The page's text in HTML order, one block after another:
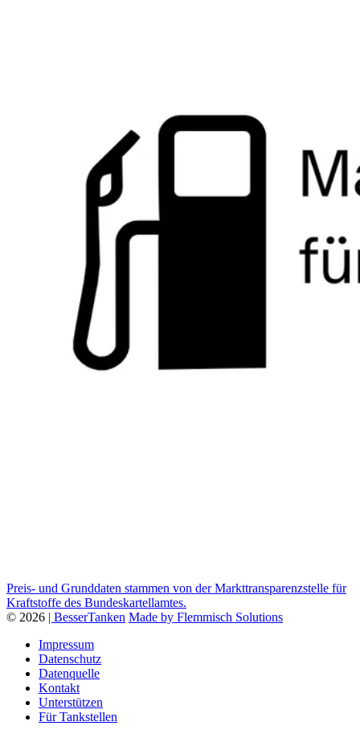
Preis- und Grunddaten stammen von der Markttransparenzstelle für
Kraftstoffe des Bundeskartellamtes.
© 2026 | BesserTanken Made by Flemmisch Solutions
Impressum
Datenschutz
Datenquelle
Kontakt
Unterstützen
Für Tankstellen